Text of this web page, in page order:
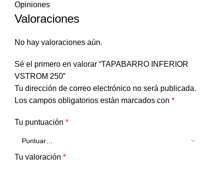
Opiniones
Valoraciones
No hay valoraciones aún.
Sé el primero en valorar “TAPABARRO INFERIOR
VSTROM 250”
Tu dirección de correo electrónico no será publicada.
Los campos obligatorios están marcados con *
Tu puntuación *
Tu valoración *